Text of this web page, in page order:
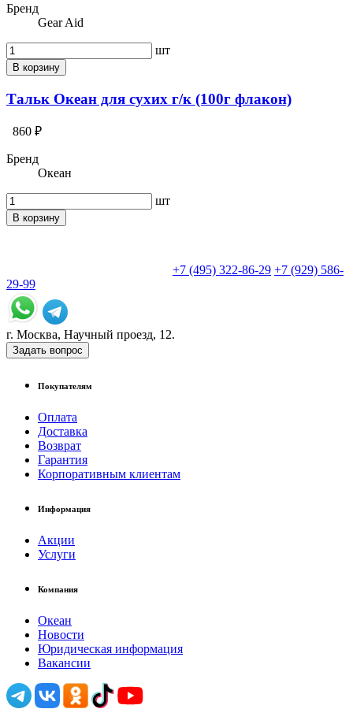
Бренд
Gear Aid
шт
В корзину
Тальк Океан для сухих г/к (100г флакон)
860 ₽
Бренд
Океан
шт
В корзину
+7 (495) 322-86-29 +7 (929) 586-
29-99
г. Москва, Научный проезд, 12.
Задать вопрос
Покупателям
Оплата
Доставка
Возврат
Гарантия
Корпоративным клиентам
Информация
Акции
Услуги
Компания
Океан
Новости
Юридическая информация
Вакансии